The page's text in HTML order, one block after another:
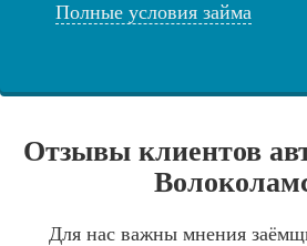
Полные условия займа
Отзывы клиентов
Для нас важны мнения